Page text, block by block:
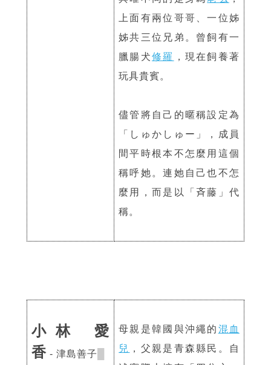
上面有兩位哥哥、一位姊
姊共三位兄弟。曾飼有一
臘腸犬修羅
，現在飼養著
玩具貴賓。
儘管將自己的暱稱設定為
「しゅかしゅー」，成員
間平時根本不怎麼用這個
稱呼她。連她自己也不怎
麼用，而是以「斉藤」代
稱。
小林 愛
香 - 津島善子
母親是韓國與沖繩的 混血
兒 ，父親是青森縣民。自